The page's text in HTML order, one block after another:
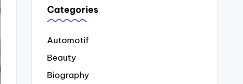
Categories
Automotif
Beauty
Biography